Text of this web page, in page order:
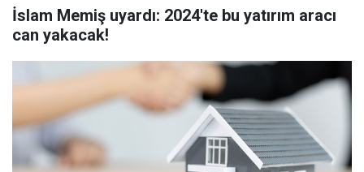
İslam Memiş uyardı: 2024'te bu yatırım aracı
can yakacak!